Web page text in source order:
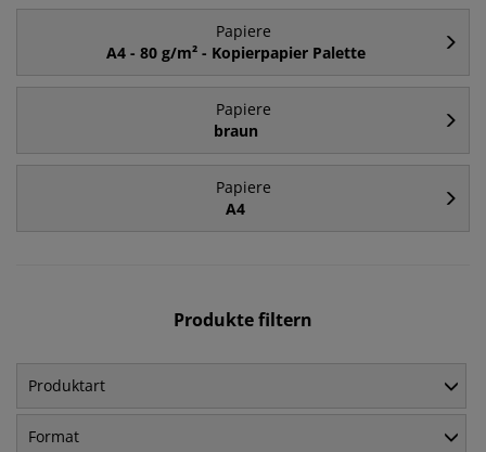
Papiere
A4 - 80 g/m² - Kopierpapier Palette
Papiere
braun
Papiere
A4
Produkte filtern
Produktart
Format